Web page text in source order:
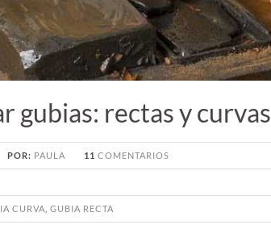
gubias: rectas y curvas
POR: PAULA 11 COMENTARIOS
CURVA GUBIA RECTA